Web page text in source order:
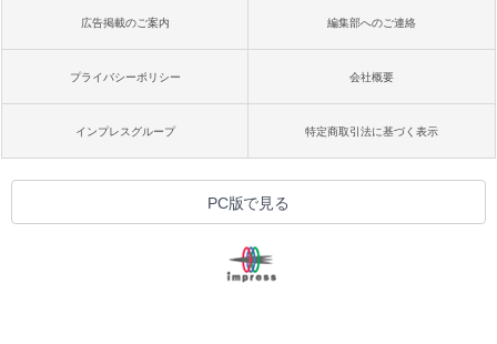
広告掲載のご案内 編集部へのご連絡
プライバシーポリシー 会社概要
インプレスグループ 特定商取引法に基づく表示
PC版で見る